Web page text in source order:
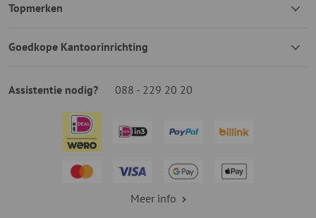
Topmerken
Goedkope Kantoorinrichting
Assistentie nodig? 088 - 229 20 20
Meer info